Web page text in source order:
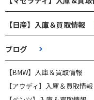
【日産】入庫＆買取情報
ブログ
【BMW】入庫＆買取情報
【アウディ】入庫＆買取情報